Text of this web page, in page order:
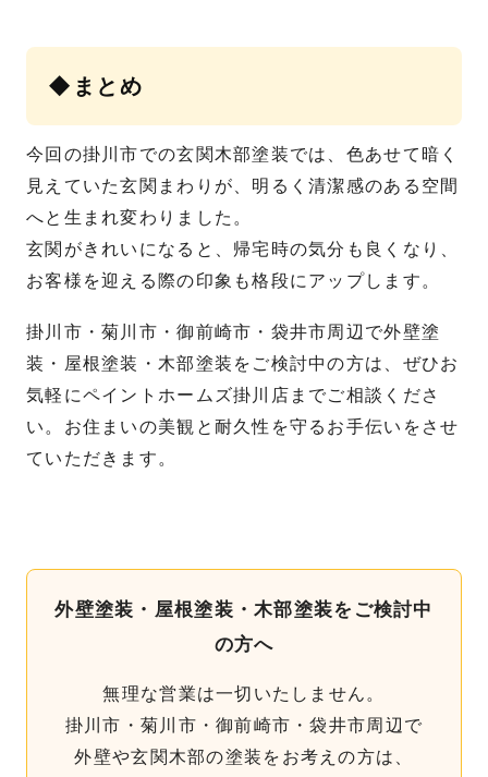
◆まとめ
今回の掛川市での玄関木部塗装では、色あせて暗く
見えていた玄関まわりが、明るく清潔感のある空間
へと生まれ変わりました。
玄関がきれいになると、帰宅時の気分も良くなり、
お客様を迎える際の印象も格段にアップします。
掛川市・菊川市・御前崎市・袋井市周辺で外壁塗
装・屋根塗装・木部塗装をご検討中の方は、ぜひお
気軽にペイントホームズ掛川店までご相談くださ
い。お住まいの美観と耐久性を守るお手伝いをさせ
ていただきます。
外壁塗装・屋根塗装・木部塗装をご検討中
の方へ
無理な営業は一切いたしません。
掛川市・菊川市・御前崎市・袋井市周辺で
外壁や玄関木部の塗装をお考えの方は、